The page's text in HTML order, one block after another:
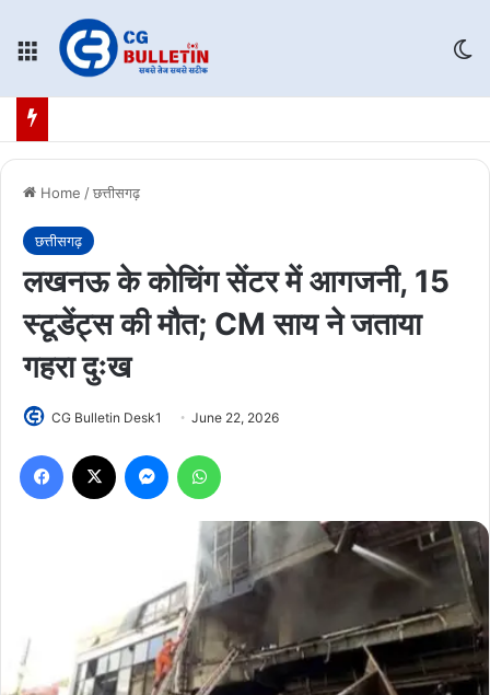
Menu
Home /छत्तीसगढ़
छत्तीसगढ़
लखनऊ के कोचिंग सेंटर में आगजनी, 15
स्टूडेंट्स की मौत; CM साय ने जताया
गहरा दुःख
CG Bulletin Desk1 June 22, 2026
Facebook Messenger